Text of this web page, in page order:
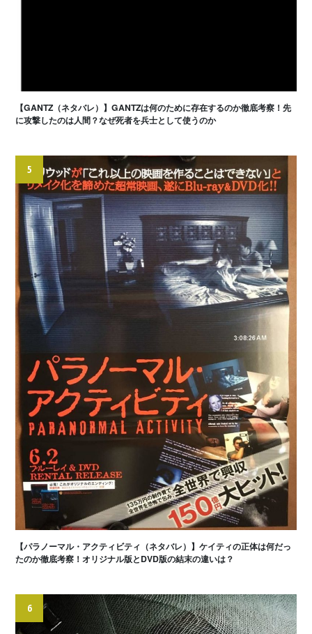
【GANTZ（ネタバレ）】GANTZは何のために存在するのか徹底考察！先
に攻撃したのは人間？なぜ死者を兵士として使うのか
5
【パラノーマル・アクティビティ（ネタバレ）】ケイティの正体は何だっ
たのか徹底考察！オリジナル版とDVD版の結末の違いは？
6